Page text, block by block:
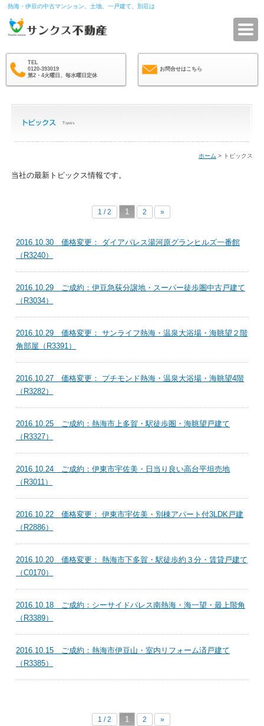
熱海・伊豆の中古マンション、土地、一戸建て、別荘は
TEL
0120-393019
第2・4火曜日、毎水曜日定休
お問合せはこちら
ホーム > トピックス
当社の最新トピックス情報です。
1 / 2 1 2 »
2016.10.30 価格変更： ダイアパレス湯河原グランヒルズ一番館
（R3240）
2016.10.29 ご成約：伊豆急荻分譲地・スーパー徒歩圏中古戸建て
（R3034）
2016.10.29 価格変更： サンライフ熱海・温泉大浴場・海眺望２階
角部屋（R3391）
2016.10.27 価格変更： プチモンド熱海・温泉大浴場・海眺望4階
（R3282）
2016.10.25 ご成約：熱海市上多賀・駅徒歩圏・海眺望戸建て
（R3327）
2016.10.24 ご成約：伊東市宇佐美・日当り良い高台平坦売地
（R3011）
2016.10.22 価格変更： 伊東市宇佐美・別棟アパート付3LDK戸建
（R2886）
2016.10.20 価格変更： 熱海市下多賀・駅徒歩約３分・賃貸戸建て
（C0170）
2016.10.18 ご成約：シーサイドパレス南熱海・海一望・最上階角
（R3389）
2016.10.15 ご成約：熱海市伊豆山・室内リフォーム済戸建て
（R3385）
1 / 2 1 2 »